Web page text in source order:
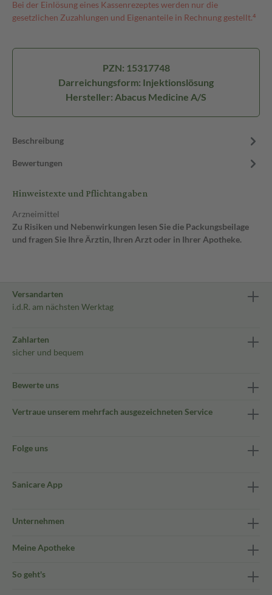
Bei der Einlösung eines Kassenrezeptes werden nur die
gesetzlichen Zuzahlungen und Eigenanteile in Rechnung gestellt.⁴
PZN: 15317748
Darreichungsform: Injektionslösung
Hersteller: Abacus Medicine A/S
Beschreibung
Bewertungen
Hinweistexte und Pflichtangaben
Arzneimittel
Zu Risiken und Nebenwirkungen lesen Sie die Packungsbeilage
und fragen Sie Ihre Ärztin, Ihren Arzt oder in Ihrer Apotheke.
Versandarten
i.d.R. am nächsten Werktag
Zahlarten
sicher und bequem
Bewerte uns
Vertraue unserem mehrfach ausgezeichneten Service
Folge uns
Sanicare App
Unternehmen
Meine Apotheke
So geht's